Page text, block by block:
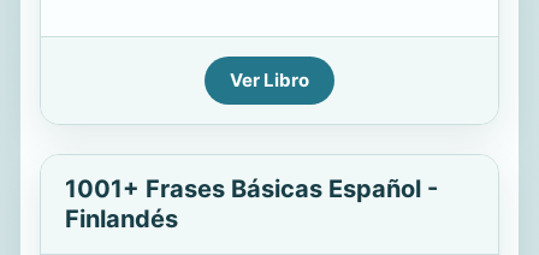
Ver Libro
1001+ Frases Básicas Español -
Finlandés